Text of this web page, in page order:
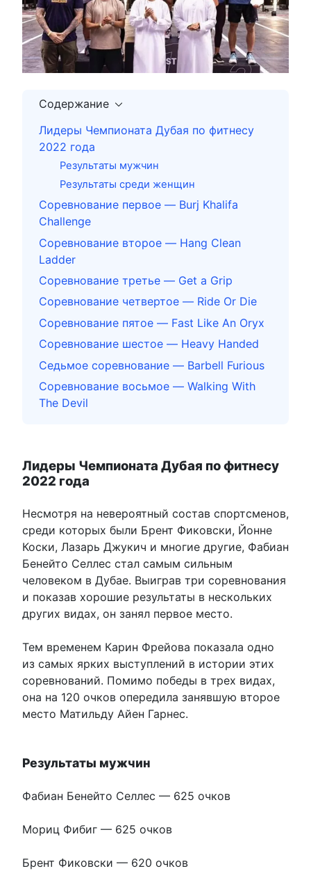
Содержание
Лидеры Чемпионата Дубая по фитнесу
2022 года
Результаты мужчин
Результаты среди женщин
Соревнование первое — Burj Khalifa
Challenge
Соревнование второе — Hang Clean
Ladder
Соревнование третье — Get a Grip
Соревнование четвертое — Ride Or Die
Соревнование пятое — Fast Like An Oryx
Соревнование шестое — Heavy Handed
Седьмое соревнование — Barbell Furious
Соревнование восьмое — Walking With
The Devil
Лидеры Чемпионата Дубая по фитнесу
2022 года
Несмотря на невероятный состав спортсменов,
среди которых были Брент Фиковски, Йонне
Коски, Лазарь Джукич и многие другие, Фабиан
Бенейто Селлес стал самым сильным
человеком в Дубае. Выиграв три соревнования
и показав хорошие результаты в нескольких
других видах, он занял первое место.
Тем временем Карин Фрейова показала одно
из самых ярких выступлений в истории этих
соревнований. Помимо победы в трех видах,
она на 120 очков опередила занявшую второе
место Матильду Айен Гарнес.
Результаты мужчин
Фабиан Бенейто Селлес — 625 очков
Мориц Фибиг — 625 очков
Брент Фиковски — 620 очков